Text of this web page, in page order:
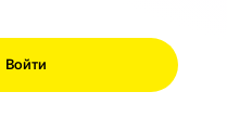
Войти